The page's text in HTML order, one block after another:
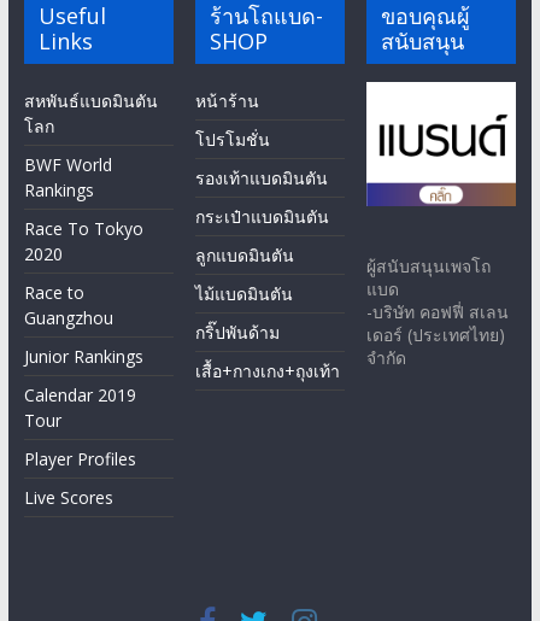
Useful
Links
สหพันธ์แบดมินตัน
โลก
BWF World
Rankings
Race To Tokyo
2020
Race to
Guangzhou
Junior Rankings
Calendar 2019
Tour
Player Profiles
Live Scores
ร้านโถแบด-
SHOP
หน้าร้าน
โปรโมชั่น
รองเท้าแบดมินตัน
กระเป๋าแบดมินตัน
ลูกแบดมินตัน
ไม้แบดมินตัน
กริ๊ปพันด้าม
เสื้อ+กางเกง+ถุงเท้า
ขอบคุณผู้
สนับสนุน
ผู้สนับสนุนเพจโถ
แบด
-บริษัท คอฟฟี่ สเลน
เดอร์ (ประเทศไทย)
จำกัด